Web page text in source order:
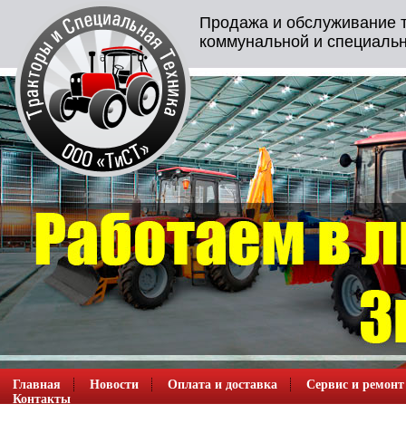
Продажа и обслуживание
коммунальной и
Главная Новости Оплата и доставка
Сервис и ремонт
Контакты